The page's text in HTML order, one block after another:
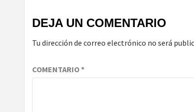
DEJA UN COMENTARIO
Tu dirección de correo electrónico no será
COMENTARIO*